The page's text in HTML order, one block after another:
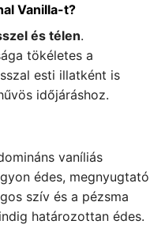
Vanilla-t?
és télen.
tökéletes a
esti illatként is
időjáráshoz.
vaníliás
édes, megnyugtató
szív és a pézsma
határozottan édes.